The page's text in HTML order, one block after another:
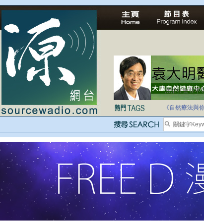
法治社會並不
《自然療法與你